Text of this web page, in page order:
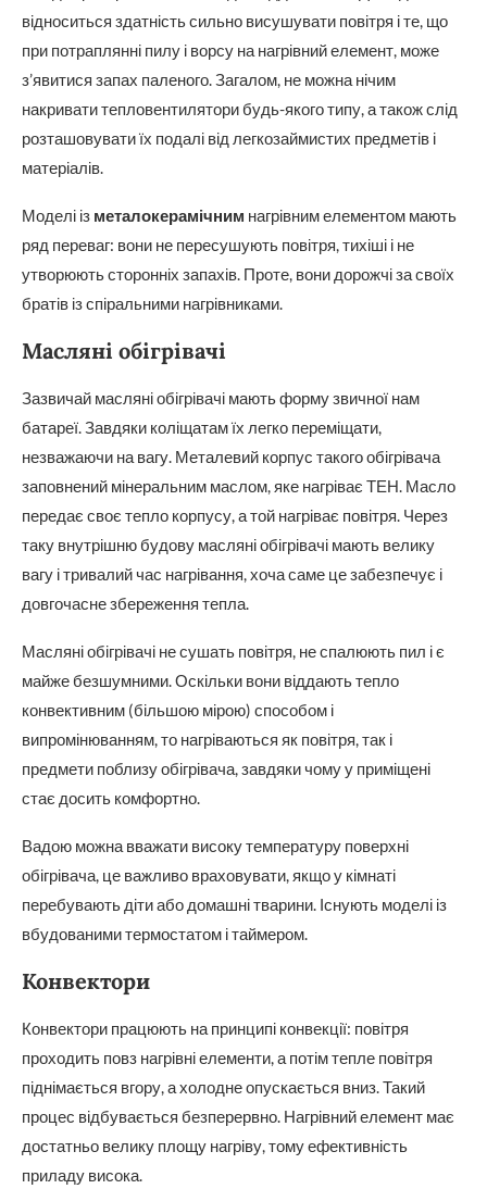
відноситься здатність сильно висушувати повітря і те, що
при потраплянні пилу і ворсу на нагрівний елемент, може
з’явитися запах паленого. Загалом, не можна нічим
накривати тепловентилятори будь-якого типу, а також слід
розташовувати їх подалі від легкозаймистих предметів і
матеріалів.
Моделі із металокерамічним нагрівним елементом мають
ряд переваг: вони не пересушують повітря, тихіші і не
утворюють сторонніх запахів. Проте, вони дорожчі за своїх
братів із спіральними нагрівниками.
Масляні обігрівачі
Зазвичай масляні обігрівачі мають форму звичної нам
батареї. Завдяки коліщатам їх легко переміщати,
незважаючи на вагу. Металевий корпус такого обігрівача
заповнений мінеральним маслом, яке нагріває ТЕН. Масло
передає своє тепло корпусу, а той нагріває повітря. Через
таку внутрішню будову масляні обігрівачі мають велику
вагу і тривалий час нагрівання, хоча саме це забезпечує і
довгочасне збереження тепла.
Масляні обігрівачі не сушать повітря, не спалюють пил і є
майже безшумними. Оскільки вони віддають тепло
конвективним (більшою мірою) способом і
випромінюванням, то нагріваються як повітря, так і
предмети поблизу обігрівача, завдяки чому у приміщені
стає досить комфортно.
Вадою можна вважати високу температуру поверхні
обігрівача, це важливо враховувати, якщо у кімнаті
перебувають діти або домашні тварини. Існують моделі із
вбудованими термостатом і таймером.
Конвектори
Конвектори працюють на принципі конвекції: повітря
проходить повз нагрівні елементи, а потім тепле повітря
піднімається вгору, а холодне опускається вниз. Такий
процес відбувається безперервно. Нагрівний елемент має
достатньо велику площу нагріву, тому ефективність
приладу висока.